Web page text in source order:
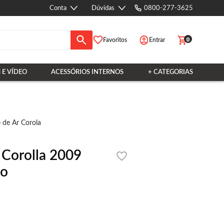
Conta Dúvidas 0800-277-3625
Favoritos Entrar 0
E VÍDEO ACESSÓRIOS INTERNOS + CATEGORIAS
de Ar Corola
2009